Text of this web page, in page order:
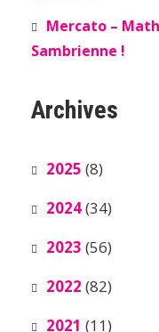
Mercato –
Sambrienne !
Archives
2025 (8)
2024(34)
2023 (56)
2022 (82)
2021 (11)